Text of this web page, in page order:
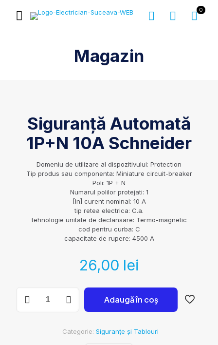
0
Magazin
Siguranță Automată
1P+N 10A Schneider
Domeniu de utilizare al dispozitivului: Protection
Tip produs sau componenta: Miniature circuit-breaker
Poli: 1P + N
Numarul polilor protejati: 1
[In] curent nominal: 10 A
tip retea electrica: C.a.
tehnologie unitate de declansare: Termo-magnetic
cod pentru curba: C
capacitate de rupere: 4500 A
26,00 lei
Adaugă în coș
Categorie: Siguranțe și Tablouri